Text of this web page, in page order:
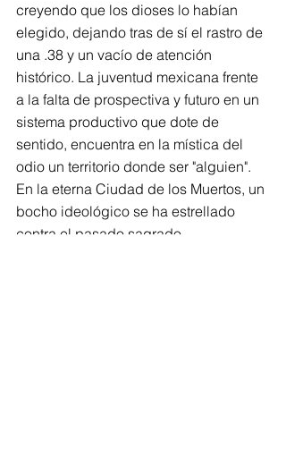
creyendo que los dioses lo habían
elegido, dejando tras de sí el rastro de
una .38 y un vacío de atención
histórico. La juventud mexicana frente
a la falta de prospectiva y futuro en un
sistema productivo que dote de
sentido, encuentra en la mística del
odio un territorio donde ser "alguien".
En la eterna Ciudad de los Muertos, un
bocho ideológico se ha estrellado
contra el pasado sagrado,